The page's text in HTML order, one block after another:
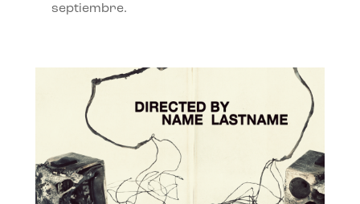
septiembre.